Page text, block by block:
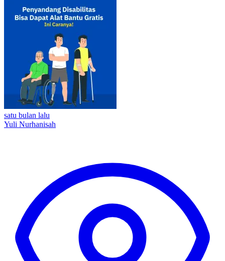
satu bulan lalu
Yuli Nurhanisah